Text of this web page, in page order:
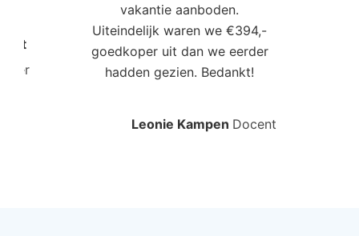
vakantie aanboden.
Uiteindelijk waren we €394,-
goedkoper uit dan we eerder
hadden gezien. Bedankt!
Leonie Kampen Docent